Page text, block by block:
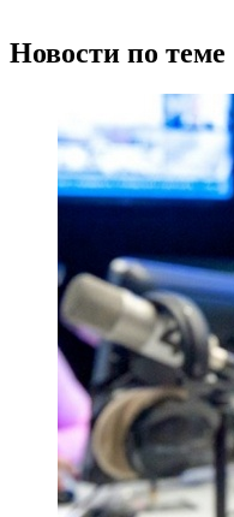
Новости по теме